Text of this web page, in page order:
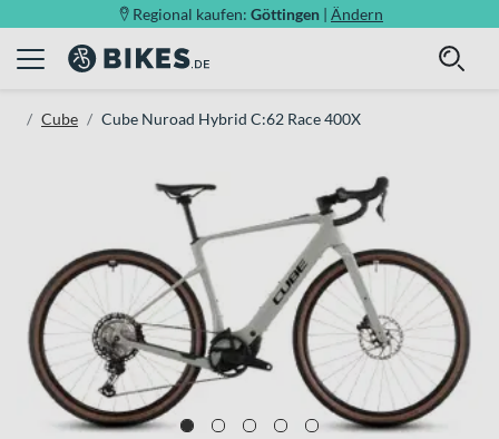
Regional kaufen: Göttingen | Ändern
Cube Cube Nuroad Hybrid C:62 Race 400X